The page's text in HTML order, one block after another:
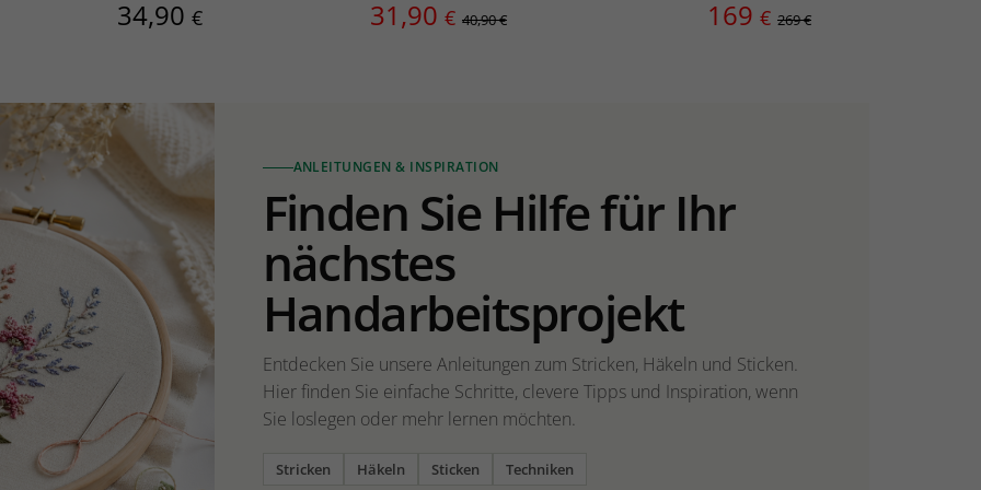
34,90 € 31,90 € 40,90 € 169 € 269 €
ANLEITUNGEN & INSPIRATION
Finden Sie Hilfe für Ihr
nächstes
Handarbeitsprojekt
Entdecken Sie unsere Anleitungen zum Stricken, Häkeln und Sticken.
Hier finden Sie einfache Schritte, clevere Tipps und Inspiration, wenn
Sie loslegen oder mehr lernen möchten.
Stricken Häkeln Sticken Techniken